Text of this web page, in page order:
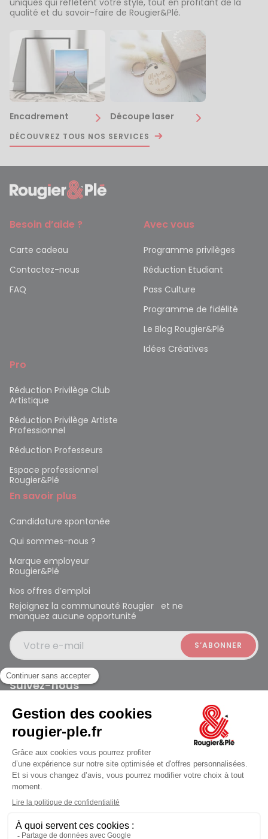
jusqu'au Lundi à 10:00
qualité et du savoir-faire de Rougier&Plé.
Encadrement Découpe laser
DÉCOUVREZ TOUS NOS SERVICES
Besoin d’aide ?
Carte cadeau
Contactez-nous
FAQ
Avec vous
Programme privilèges
Réduction Etudiant
Pass Culture
Programme de fidélité
Le Blog Rougier&Plé
Idées Créatives
Pro
Réduction Privilège Club
Artistique
Réduction Privilège Artiste
Professionnel
Réduction Professeurs
Espace professionnel
Rougier&Plé
En savoir plus
Candidature spontanée
Qui sommes-nous ?
Marque employeur
Rougier&Plé
Nos offres d’emploi
Rejoignez la communauté Rougier et ne
manquez aucune opportunité
Votre e-mail
Suivez-nous
Rougier et Plé 2024 Copyright
Mentions légales
Conditions générales des ventes